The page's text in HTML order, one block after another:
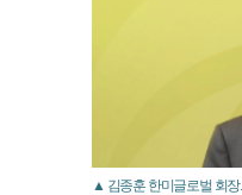
▲ 김종훈 한미글로벌 회장.